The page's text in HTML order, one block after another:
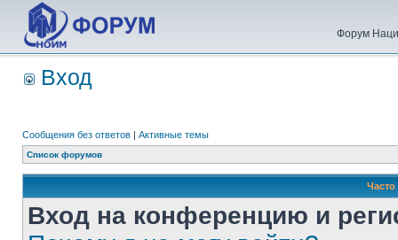
Форум
Вход
Сообщения без ответов | Активные темы
Список форумов
Вход на конференцию и